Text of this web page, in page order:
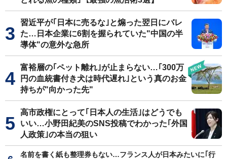
習近平が｢日本に売るな｣と煽った翌日にバレ
た…日本企業に6割を握られていた"中国の半
導体"の意外な急所
富裕層の｢ペット離れ｣が止まらない…｢300万
円の血統書付き犬は時代遅れ｣という真のお金
持ちが"向かった先"
高市政権にとって｢日本人の生活｣はどうでも
いい…小野田紀美のSNS投稿でわかった｢外国
人政策｣の本当の狙い
名前を書く紙も整理券もない…フランス人が日本みたいに｢行